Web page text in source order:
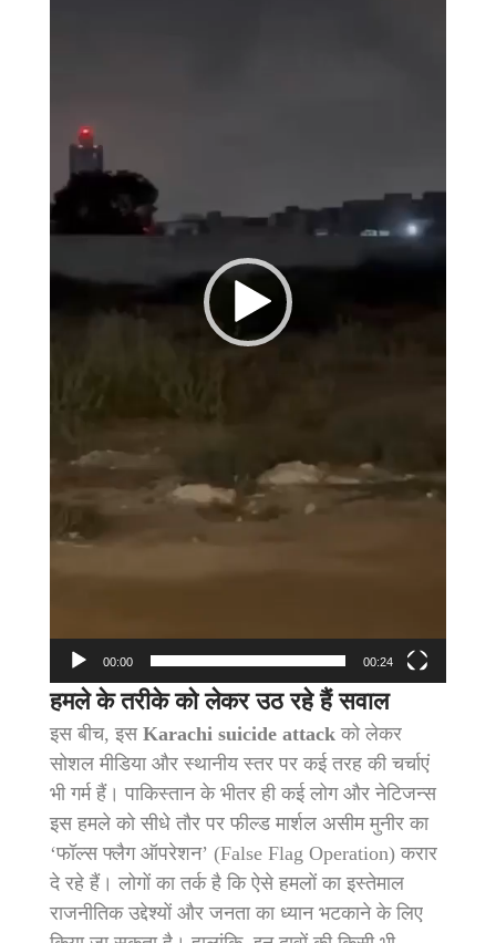
00:00 00:24
हमले के तरीके को लेकर उठ रहे हैं सवाल
इस बीच, इस Karachi suicide attack को लेकर
सोशल मीडिया और स्थानीय स्तर पर कई तरह की चर्चाएं
भी गर्म हैं। पाकिस्तान के भीतर ही कई लोग और नेटिजन्स
इस हमले को सीधे तौर पर फील्ड मार्शल असीम मुनीर का
‘फॉल्स फ्लैग ऑपरेशन’ (False Flag Operation) करार
दे रहे हैं। लोगों का तर्क है कि ऐसे हमलों का इस्तेमाल
राजनीतिक उद्देश्यों और जनता का ध्यान भटकाने के लिए